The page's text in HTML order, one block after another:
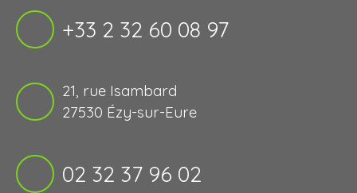
+33 2 32 60 08 97
21, rue Isambard
27530 Ézy-sur-Eure
02 32 37 96 02